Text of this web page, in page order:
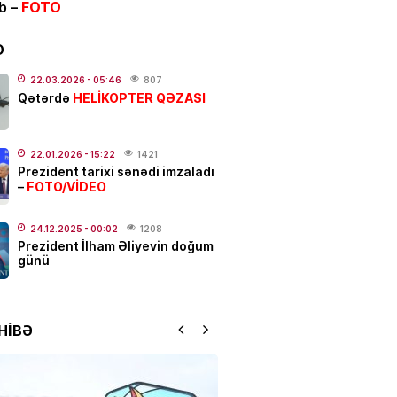
oğlu səfir təyin
- 14:02 300
yeni səfirlər təyin etdi
- 13:33
Yayım Şurası yaradıldı
bürcləri
357
– FOTO
22.03.2026 - 05:46 807
Qətərdə HELİKOPTER QƏZASI
22.01.2026 - 15:22 1421
Prezident tarixi sənədi imzaladı
– FOTO/VİDEO
24.12.2025 - 00:02 1208
Prezident İlham Əliyevin doğum
günü